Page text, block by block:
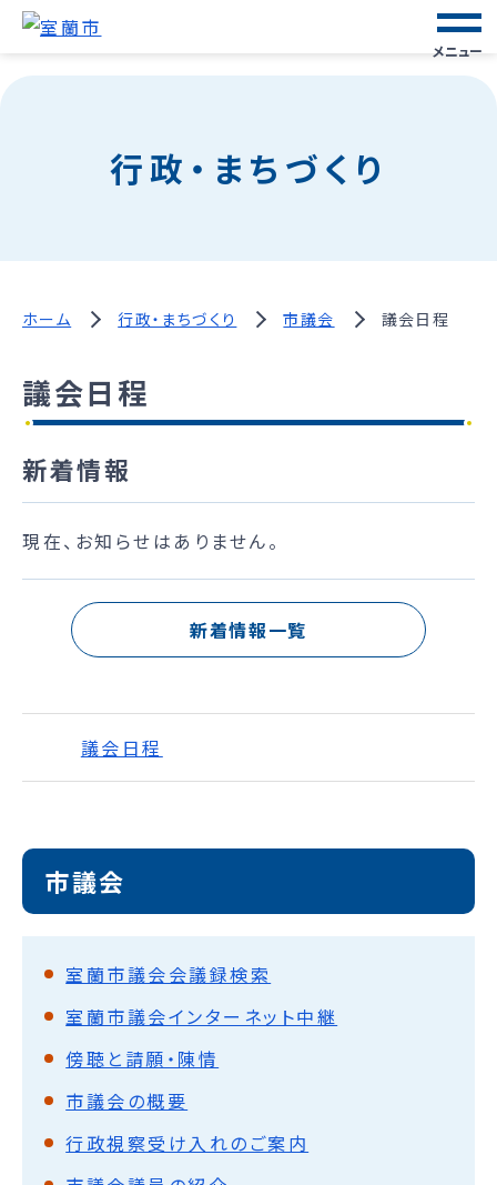
メニュー
行政・まちづくり
ホーム 行政・まちづくり 市議会 議会日程
議会日程
新着情報
現在、お知らせはありません。
新着情報一覧
議会日程
市議会
室蘭市議会会議録検索
室蘭市議会インターネット中継
傍聴と請願・陳情
市議会の概要
行政視察受け入れのご案内